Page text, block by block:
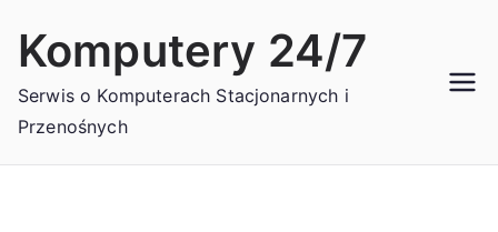
Komputery 24/7
Serwis o Komputerach Stacjonarnych i
Przenośnych